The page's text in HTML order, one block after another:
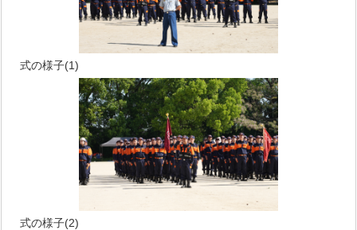
式の様子(1)
式の様子(2)